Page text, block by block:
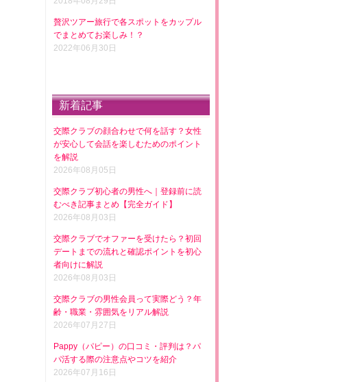
贅沢ツアー旅行で各スポットをカップル
でまとめてお楽しみ！？
2022年06月30日
新着記事
交際クラブの顔合わせで何を話す？女性
が安心して会話を楽しむためのポイント
を解説
2026年08月05日
交際クラブ初心者の男性へ｜登録前に読
むべき記事まとめ【完全ガイド】
2026年08月03日
交際クラブでオファーを受けたら？初回
デートまでの流れと確認ポイントを初心
者向けに解説
2026年08月03日
交際クラブの男性会員って実際どう？年
齢・職業・雰囲気をリアル解説
2026年07月27日
Pappy（パピー）の口コミ・評判は？パ
パ活する際の注意点やコツを紹介
2026年07月16日